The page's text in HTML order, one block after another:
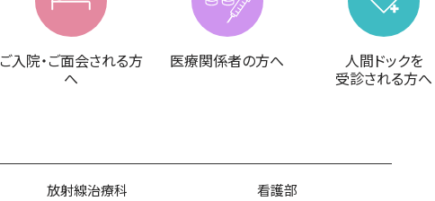
ご入院・ご面会される方
へ
医療関係者の方へ
人間ドックを
受診される方へ
放射線治療科
看護部